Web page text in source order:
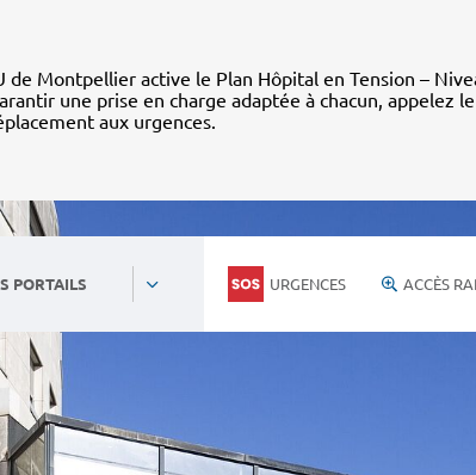
de Montpellier active le Plan Hôpital en Tension –
une prise en charge adaptée à chacun, appelez
aux urgences.
PORTAILS URGENCES ACCÈS